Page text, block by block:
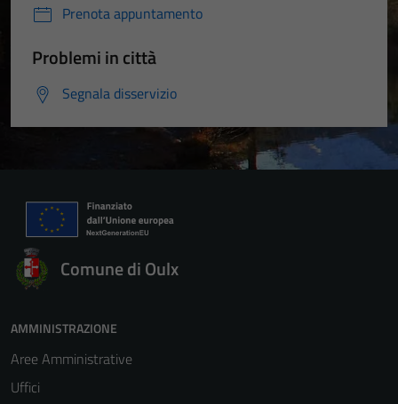
Prenota appuntamento
Problemi in città
Segnala disservizio
Comune di Oulx
AMMINISTRAZIONE
Aree Amministrative
Uffici